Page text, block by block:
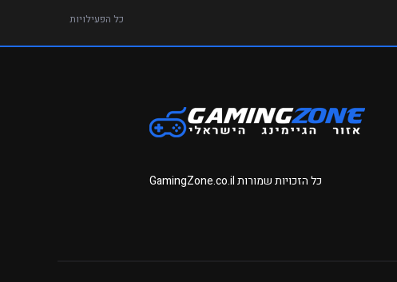
כל הפעילויות
כל הזכויות שמורותGamingZone.co.il